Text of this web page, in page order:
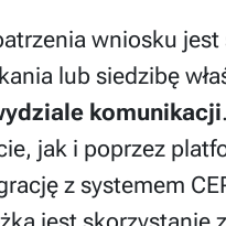
wniosku jest
lub siedzibę
komunikacji
jak i poprzez
z systemem